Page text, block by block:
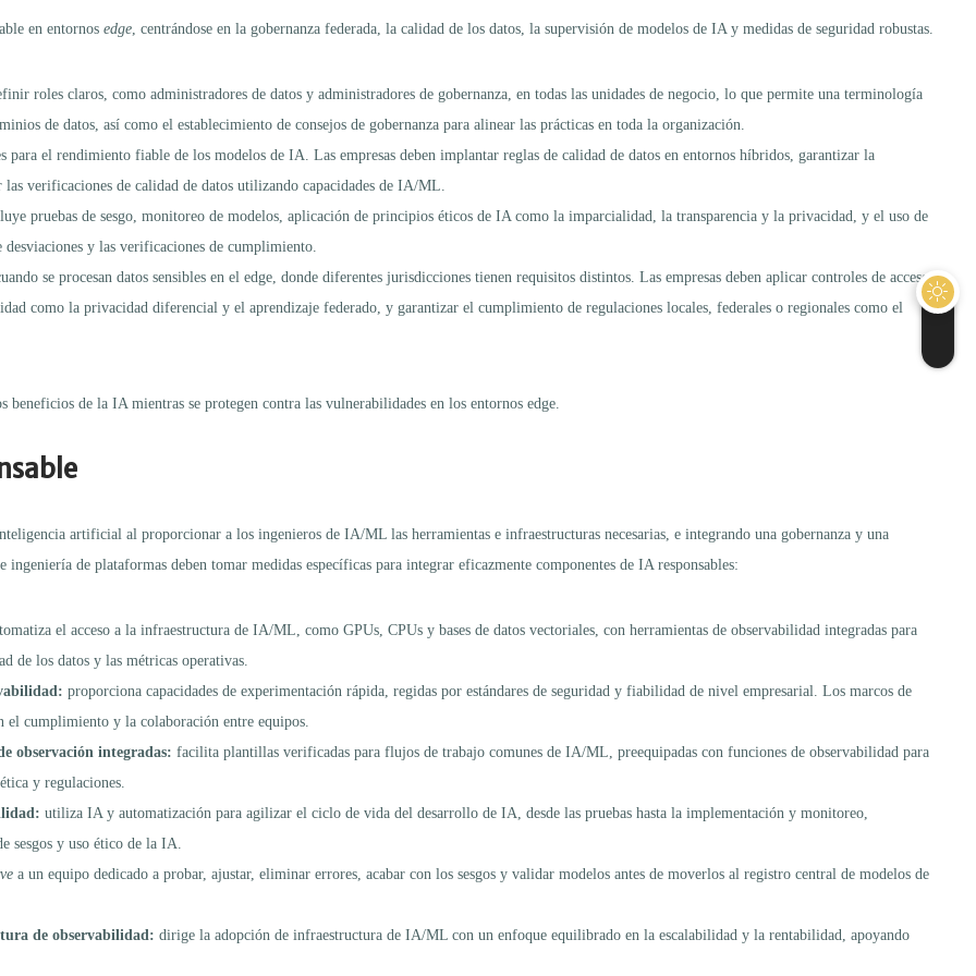
en entornos edge , centrándose en la gobernanza federada, la calidad de los datos, la supervisión de modelos de IA y medidas de seguridad robustas.
roles claros, como administradores de datos y administradores de gobernanza, en todas las unidades de negocio, lo que permite una terminología
de datos, así como el establecimiento de consejos de gobernanza para alinear las prácticas en toda la organización.
para el rendimiento fiable de los modelos de IA. Las empresas deben implantar reglas de calidad de datos en entornos híbridos, garantizar la
verificaciones de calidad de datos utilizando capacidades de IA/ML.
pruebas de sesgo, monitoreo de modelos, aplicación de principios éticos de IA como la imparcialidad, la transparencia y la privacidad, y el uso de
y las verificaciones de cumplimiento.
se procesan datos sensibles en el edge, donde diferentes jurisdicciones tienen requisitos distintos. Las empresas deben aplicar controles de acceso
como la privacidad diferencial y el aprendizaje federado, y garantizar el cumplimiento de regulaciones locales, federales o regionales como el
de la IA mientras se protegen contra las vulnerabilidades en los entornos edge.
artificial al proporcionar a los ingenieros de IA/ML las herramientas e infraestructuras necesarias, e integrando una gobernanza y una
de plataformas deben tomar medidas específicas para integrar eficazmente componentes de IA responsables:
el acceso a la infraestructura de IA/ML, como GPUs, CPUs y bases de datos vectoriales, con herramientas de observabilidad integradas para
de los datos y las métricas operativas.
proporciona capacidades de experimentación rápida, regidas por estándares de seguridad y fiabilidad de nivel empresarial. Los marcos de
el cumplimiento y la colaboración entre equipos.
observación integradas: facilita plantillas verificadas para flujos de trabajo comunes de IA/ML, preequipadas con funciones de observabilidad para
y regulaciones.
utiliza IA y automatización para agilizar el ciclo de vida del desarrollo de IA, desde las pruebas hasta la implementación y monitoreo,
sesgos y uso ético de la IA.
a un equipo dedicado a probar, ajustar, eliminar errores, acabar con los sesgos y validar modelos antes de moverlos al registro central de modelos de
de observabilidad: dirige la adopción de infraestructura de IA/ML con un enfoque equilibrado en la escalabilidad y la rentabilidad, apoyando